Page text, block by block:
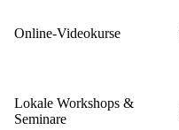
Online-Videokurse
Lokale Workshops &
Seminare